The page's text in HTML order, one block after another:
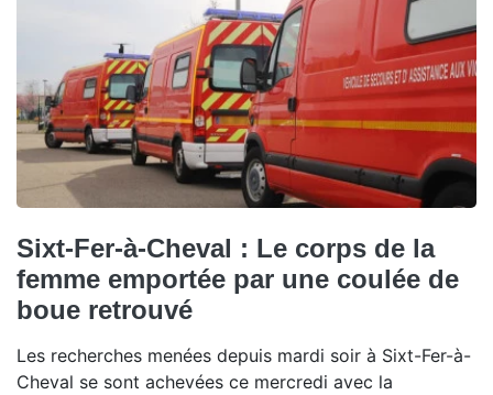
Sixt-Fer-à-Cheval : Le corps de la
femme emportée par une coulée de
boue retrouvé
Les recherches menées depuis mardi soir à Sixt-Fer-à-
Cheval se sont achevées ce mercredi avec la